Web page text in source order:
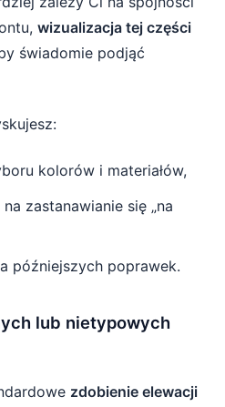
wizualizacja tej części
świadomie podjąć
kolorów i materiałów,
zastanawianie się „na
późniejszych poprawek.
lub nietypowych
zdobienie elewacji